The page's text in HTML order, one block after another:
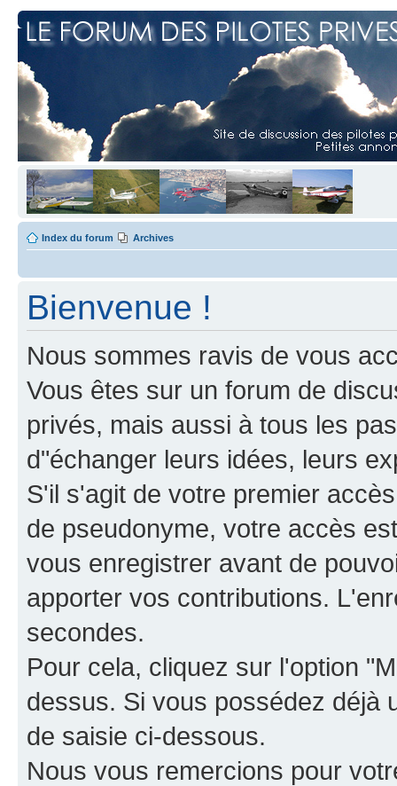
Index du forum Archives
Bienvenue !
Nous sommes ravis de vous
Vous êtes sur un forum de
privés, mais aussi à tous les
d"échanger leurs idées, leurs
S'il s'agit de votre premier
de pseudonyme, votre accès
vous enregistrer avant de
apporter vos contributions.
secondes.
Pour cela, cliquez sur l'option
dessus. Si vous possédez déjà
de saisie ci-dessous.
Nous vous remercions pour